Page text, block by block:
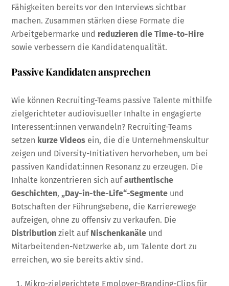
Fähigkeiten bereits vor den Interviews sichtbar
machen. Zusammen stärken diese Formate die
Arbeitgebermarke und reduzieren die Time-to-Hire
sowie verbessern die Kandidatenqualität.
Passive Kandidaten ansprechen
Wie können Recruiting-Teams passive Talente mithilfe
zielgerichteter audiovisueller Inhalte in engagierte
Interessent:innen verwandeln? Recruiting-Teams
setzen kurze Videos ein, die die Unternehmenskultur
zeigen und Diversity-Initiativen hervorheben, um bei
passiven Kandidat:innen Resonanz zu erzeugen. Die
Inhalte konzentrieren sich aufauthentische
Geschichten,„Day-in-the-Life“-Segmente und
Botschaften der Führungsebene, die Karrierewege
aufzeigen, ohne zu offensiv zu verkaufen. Die
Distribution zielt auf Nischenkanäle und
Mitarbeitenden-Netzwerke ab, um Talente dort zu
erreichen, wo sie bereits aktiv sind.
Mikro-zielgerichtete Employer-Branding-Clips für